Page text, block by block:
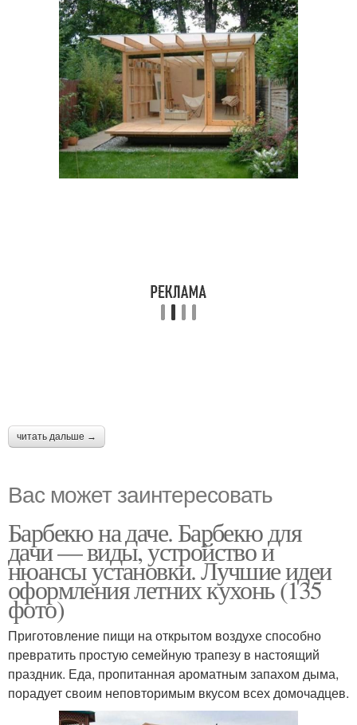
читать дальше →
Вас может заинтересовать
Барбекю на даче. Барбекю для
дачи — виды, устройство и
нюансы установки. Лучшие идеи
оформления летних кухонь (135
фото)
Приготовление пищи на открытом воздухе способно
превратить простую семейную трапезу в настоящий
праздник. Еда, пропитанная ароматным запахом дыма,
порадует своим неповторимым вкусом всех домочадцев.